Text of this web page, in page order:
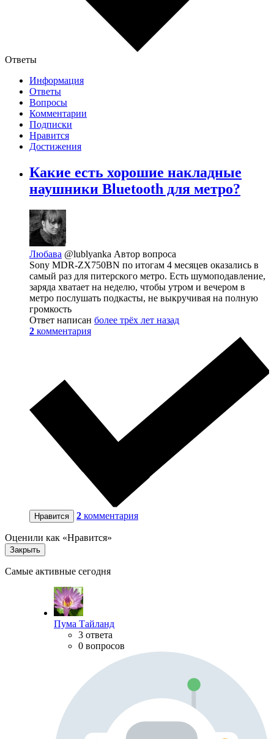
Ответы
Информация
Ответы
Вопросы
Комментарии
Подписки
Нравится
Достижения
Какие есть хорошие накладные
наушники Bluetooth для метро?
Любава @lublyanka Автор вопроса
Sony MDR-ZX750BN по итогам 4 месяцев оказались в
самый раз для питерского метро. Есть шумоподавление,
заряда хватает на неделю, чтобы утром и вечером в
метро послушать подкасты, не выкручивая на полную
громкость
Ответ написан более трёх лет назад
2 комментария
Нравится 2 комментария
Оценили как «Нравится»
Закрыть
Самые активные сегодня
Пума Тайланд
3 ответа
0 вопросов